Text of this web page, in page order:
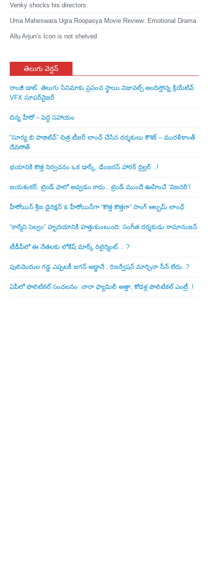
Venky shocks his directors
Uma Maheswara Ugra Roopasya Movie Review: Emotional Drama
Allu Arjun’s Icon is not shelved
తెలుగు వెర్షన్
రాంజీ డాట్: తెలుగు సినిమాకు ప్రపంచ స్థాయి విజువల్స్ అందిస్తోన్న క్రియేటివ్
VFX సూపర్‌వైజర్
చిన్న హీరో – పెద్ద సహాయం
“సూర్య బి పాజిటివ్” చిత్ర టీజర్ లాంచ్ చేసిన‌ దర్శకులు కౌశిక్ – మురళీకాంత్
దేవసోత్
భయానికి కొత్త నిర్వచనం ఒక డార్క్, డేంజరస్ హారర్ థ్రిల్లర్ ..!
జయశంకర్: ట్రెండ్‌ ఫాలో అవ్వడం కాదు.. ట్రెండ్‌ ముందే ఊహించే ‘విజనరీ’!
హీరోయిన్ శ్రీజ డైరెక్ష‌న్ & హీరోయిన్‌గా “కొత్త కొత్తగా” సాంగ్ ఆల్బమ్ లాంఛ్
“కార్మేని సెల్వం” హృదయానికి హత్తుకుంటుంది: సంగీత దర్శకుడు రామానుజన్
టీడీపీలో ఈ నేత‌ల‌కు లోకేష్ మార్క్ రిటైర్మెంట్‌… ?
పులివెందుల గ‌డ్డ ఎప్ప‌ట‌కీ జ‌గ‌న్ అడ్డానే.. రిజ‌ర్వేష‌న్ మార్చినా సీన్ లేదు..?
ఏపీలో పొలిటిక‌ల్ సంచ‌ల‌నం: నారా ఫ్యామిలీ అత్తా, కోడ‌ళ్ల పొలిటికల్ ఎంట్రీ..!